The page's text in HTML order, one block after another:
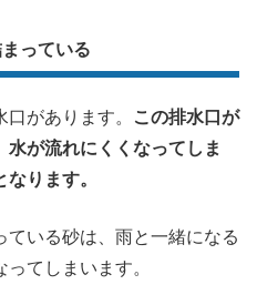
っている
があります。
この排水口が
が流れにくくなってしま
ります。
いる砂は、雨と一緒になる
てしまいます。